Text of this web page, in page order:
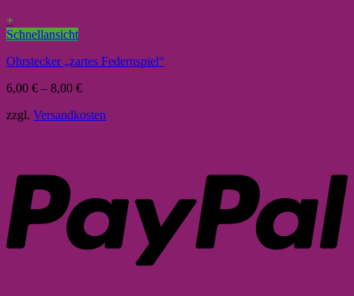
+
Schnellansicht
Ohrstecker „zartes Federnspiel“
6,00 € – 8,00 €
zzgl. Versandkosten